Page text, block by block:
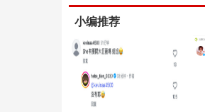
小编推荐